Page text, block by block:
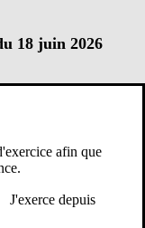
18 juin 2026
l’UNSA Éducation
d’assurer leurs
malgré un contexte
afin que
J'exerce depuis